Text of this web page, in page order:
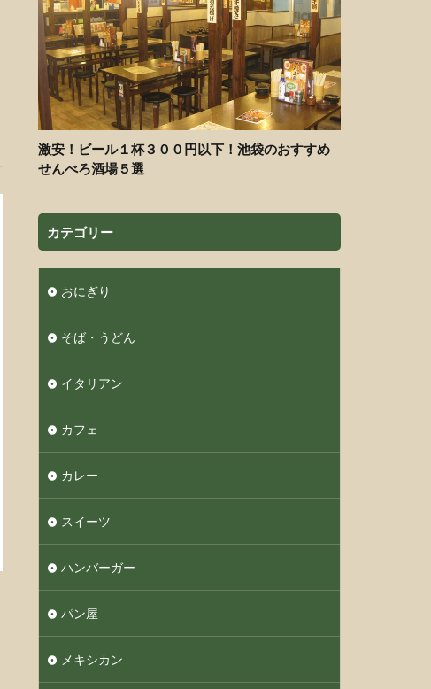
激安！ビール１杯３００円以下！池袋のおすすめ
せんべろ酒場５選
カテゴリー
おにぎり
そば・うどん
イタリアン
カフェ
カレー
スイーツ
ハンバーガー
パン屋
メキシカン